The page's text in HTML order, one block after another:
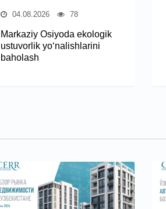
04.08.2026 78
Markaziy Osiyoda ekologik
ustuvorlik yo‘nalishlarini
baholash